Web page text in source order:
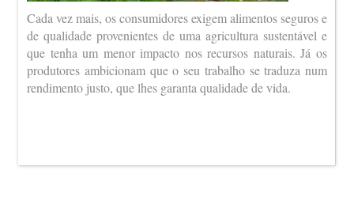
Cada vez mais, os consumidores exigem alimentos seguros e
de qualidade provenientes de uma agricultura sustentável e
que tenha um menor impacto nos recursos naturais. Já os
produtores ambicionam que o seu trabalho se traduza num
rendimento justo, que lhes garanta qualidade de vida.